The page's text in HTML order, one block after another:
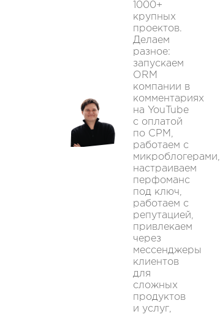
1000+
крупных
проектов.
Делаем
разное:
запускаем
ORM
компании в
комментариях
на YouTube
с оплатой
по CPM,
работаем с
микроблогерами,
настраиваем
перфоманс
под ключ,
работаем с
репутацией,
привлекаем
через
мессенджеры
клиентов
для
сложных
продуктов
и услуг,